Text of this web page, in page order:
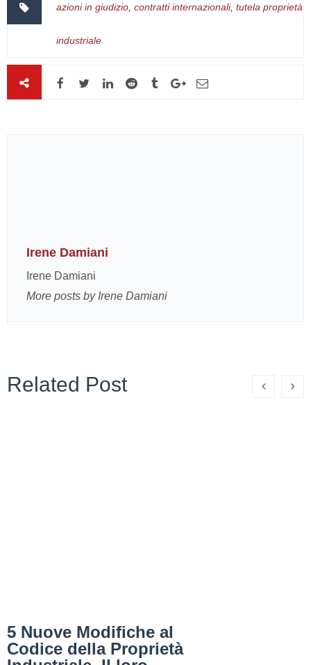
azioni in giudizio contratti internazionali, tutela proprietà
industriale
Irene Damiani
Irene Damiani
More posts by Irene Damiani
Related Post
5 Nuove Modifiche al
Codice della Proprietà